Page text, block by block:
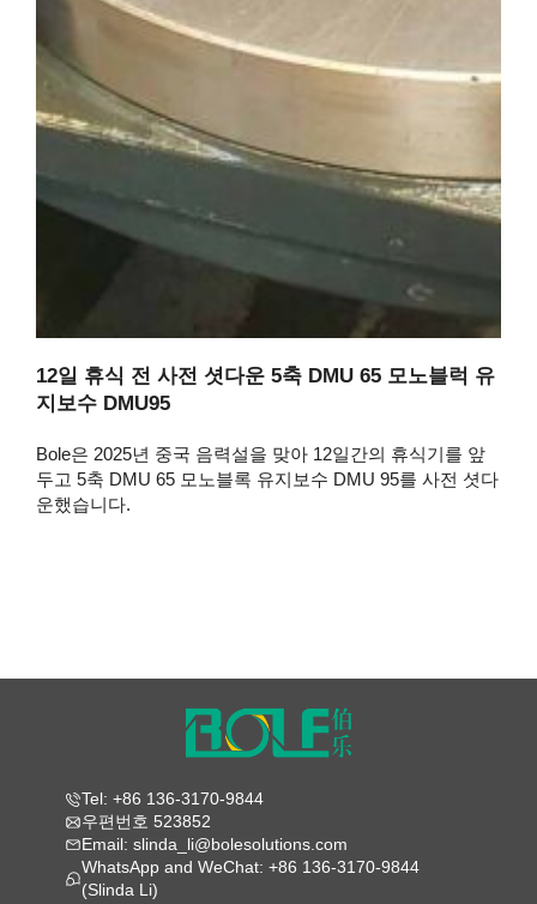
12일 휴식 전 사전 셧다운 5축 DMU 65 모노블럭 유
지보수 DMU95
Bole은 2025년 중국 음력설을 맞아 12일간의 휴식기를 앞
두고 5축 DMU 65 모노블록 유지보수 DMU 95를 사전 셧다
운했습니다.
Tel: +86 136-3170-9844
우편번호 523852
Email: slinda_li@bolesolutions.com
WhatsApp and WeChat: +86 136-3170-9844
(Slinda Li)